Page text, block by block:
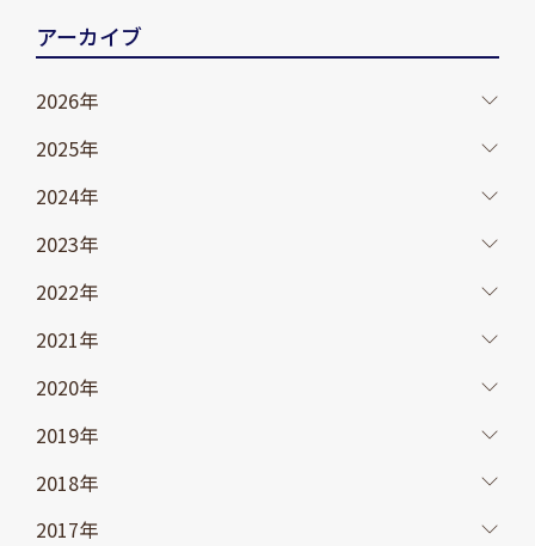
アーカイブ
2026年
2025年
2024年
2023年
2022年
2021年
2020年
2019年
2018年
2017年